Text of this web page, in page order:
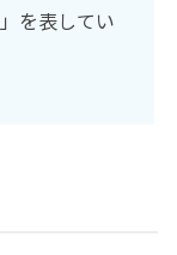
」を表してい